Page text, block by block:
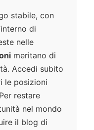
stabile, con
di
nelle
meritano di
Accedi subito
le posizioni
restare
nel mondo
il blog di